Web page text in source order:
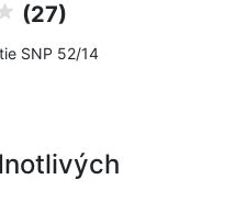
(27)
SNP 52/14